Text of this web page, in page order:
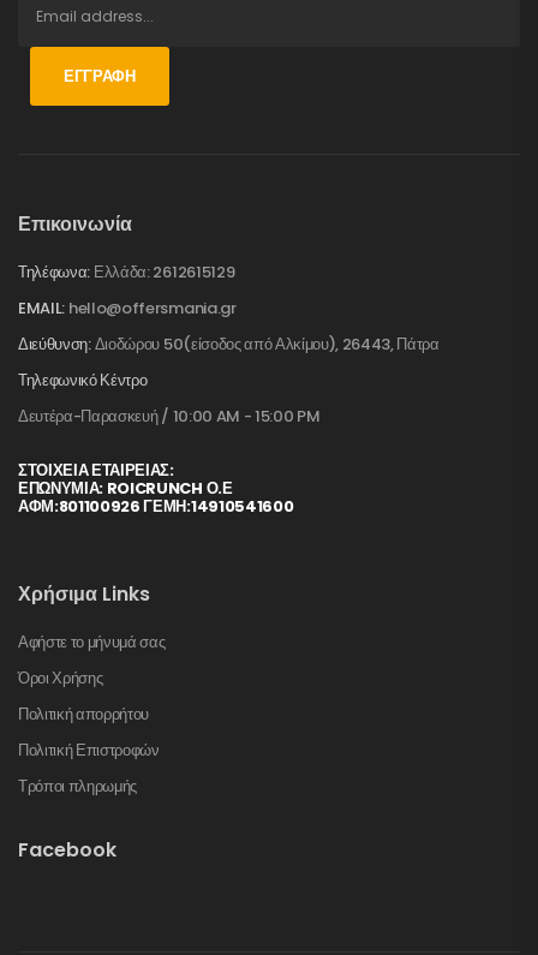
ΕΓΓΡΑΦΉ
Επικοινωνία
Τηλέφωνα: Ελλάδα: 2612615129
EMAIL: hello@offersmania.gr
Διεύθυνση:Διοδώρου 50(είσοδος από Αλκίμου), 26443, Πάτρα
Τηλεφωνικό Κέντρο
Δευτέρα-Παρασκευή / 10:00 AM - 15:00 PM
ΣΤΟΙΧΕΊΑ ΕΤΑΙΡΕΊΑΣ:
ΕΠΩΝΥΜΙΑ: ROICRUNCH Ο.Ε
ΑΦΜ:801100926 ΓΕΜΗ:14910541600
Χρήσιμα Links
Αφήστε το μήνυμά σας
Όροι Χρήσης
Πολιτική απορρήτου
Πολιτική Επιστροφών
Τρόποι πληρωμής
Facebook